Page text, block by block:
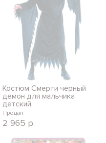
Костюм Смерти черный
демон для мальчика
детский
Продан
2 965 р.